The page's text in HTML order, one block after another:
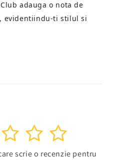
adauga o nota de
evidentiindu-ti stilul si
5
4
3
scrie o recenzie pentru